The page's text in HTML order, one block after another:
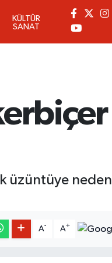
KÜLTÜR
SANAT
üzüntüye neden
A- A+